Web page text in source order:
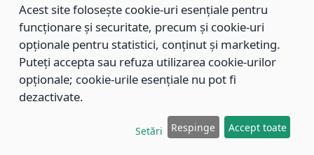
827/10.12.2019
Aprobarea standardului de cost pentru serviciile
furnizate în cadrul Centrului Rezidențial pentru Persoane
Adăpost, pentru anul 2020.
Aprobarea standardului de cost pentru serviciile
Acest site folosește cookie-uri esențiale pentru
funcționare și securitate, precum și cookie-uri
opționale pentru statistici, conținut și marketing.
Puteți accepta sau refuza utilizarea cookie-urilor
opționale; cookie-urile esențiale nu pot fi
dezactivate.
Setări Respinge Accept toate